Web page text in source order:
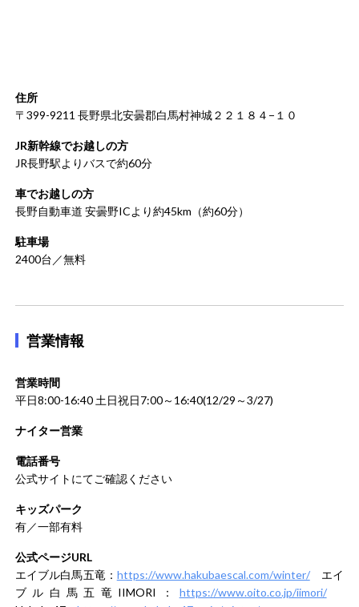
住所
〒399-9211 長野県北安曇郡白馬村神城２２１８４−１０
JR新幹線でお越しの方
JR長野駅よりバスで約60分
車でお越しの方
長野自動車道 安曇野ICより約45km（約60分）
駐車場
2400台／無料
営業情報
営業時間
平日8:00-16:40 土日祝日7:00～16:40(12/29～3/27)
ナイター営業
電話番号
公式サイトにてご確認ください
キッズパーク
有／一部有料
公式ページURL
エイブル白馬五竜： https://www.hakubaescal.com/winter/エイ
ブル白馬五竜IIMORI： https://www.oito.co.jp/iimori/